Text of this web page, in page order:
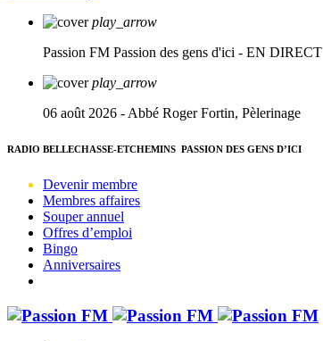
play_arrow
Passion FM Passion des gens d'ici - EN DIRECT
play_arrow
06 août 2026 - Abbé Roger Fortin, Pèlerinage
RADIO BELLECHASSE-ETCHEMINS PASSION DES GENS D’ICI
Devenir membre
Membres affaires
Souper annuel
Offres d’emploi
Bingo
Anniversaires